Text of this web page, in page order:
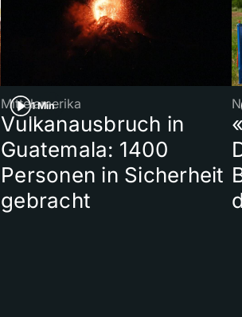
1 Min
Mittelamerika
Vulkanausbruch in
Guatemala: 1400
Personen in Sicherheit
gebracht